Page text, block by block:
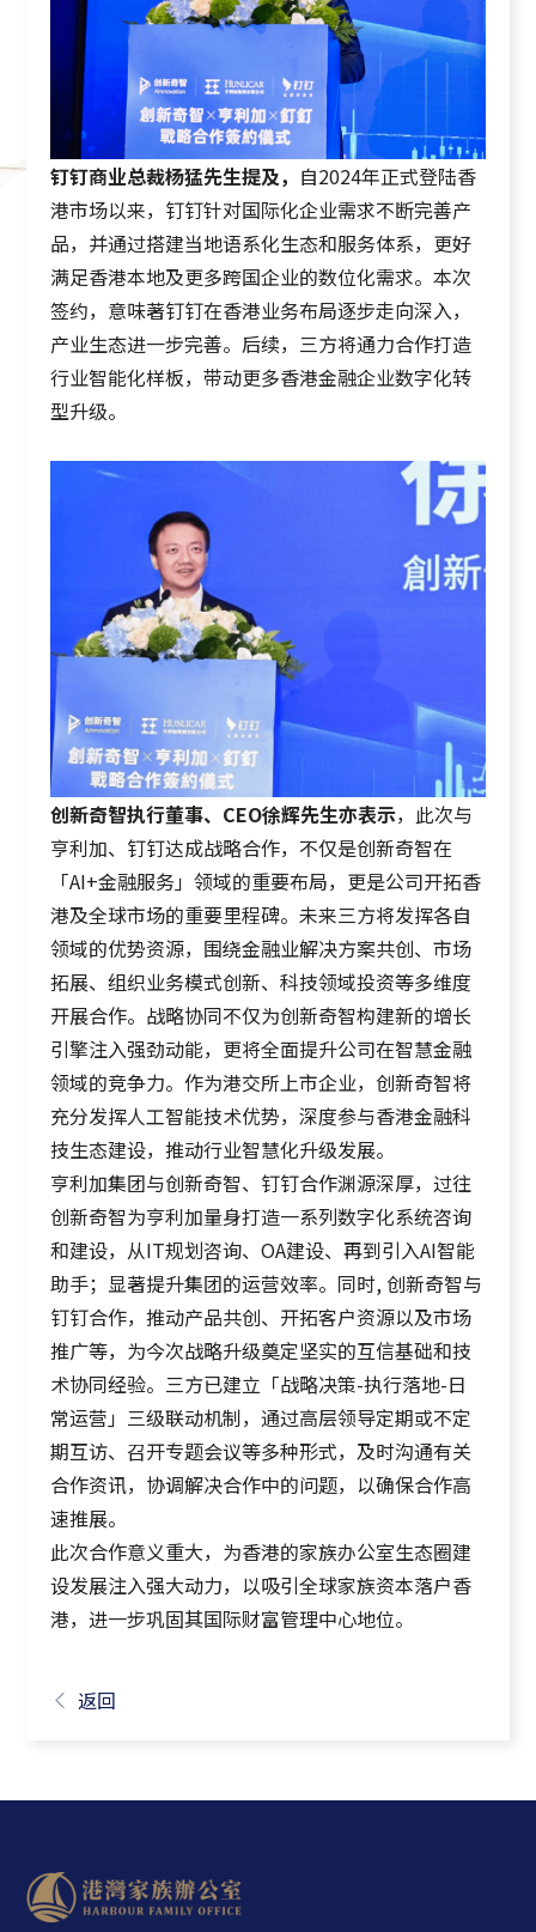
钉钉商业总裁杨猛先生提及， 自2024年正式登陆香
港市场以来，钉钉针对国际化企业需求不断完善产
品，并通过搭建当地语系化生态和服务体系，更好
满足香港本地及更多跨国企业的数位化需求。本次
签约，意味著钉钉在香港业务布局逐步走向深入，
产业生态进一步完善。后续，三方将通力合作打造
行业智能化样板，带动更多香港金融企业数字化转
型升级。
创新奇智执行董事、CEO徐辉先生亦表示，此次与
亨利加、钉钉达成战略合作，不仅是创新奇智在
「AI+金融服务」领域的重要布局，更是公司开拓香
港及全球市场的重要里程碑。未来三方将发挥各自
领域的优势资源，围绕金融业解决方案共创、市场
拓展、组织业务模式创新、科技领域投资等多维度
开展合作。战略协同不仅为创新奇智构建新的增长
引擎注入强劲动能，更将全面提升公司在智慧金融
领域的竞争力。作为港交所上市企业，创新奇智将
充分发挥人工智能技术优势，深度参与香港金融科
技生态建设，推动行业智慧化升级发展。
亨利加集团与创新奇智、钉钉合作渊源深厚，过往
创新奇智为亨利加量身打造一系列数字化系统咨询
和建设，从IT规划咨询、OA建设、再到引入AI智能
助手；显著提升集团的运营效率。同时, 创新奇智与
钉钉合作，推动产品共创、开拓客户资源以及市场
推广等，为今次战略升级奠定坚实的互信基础和技
术协同经验。三方已建立「战略决策-执行落地-日
常运营」三级联动机制，通过高层领导定期或不定
期互访、召开专题会议等多种形式，及时沟通有关
合作资讯，协调解决合作中的问题，以确保合作高
速推展。
此次合作意义重大，为香港的家族办公室生态圈建
设发展注入强大动力，以吸引全球家族资本落户香
港，进一步巩固其国际财富管理中心地位。
返回